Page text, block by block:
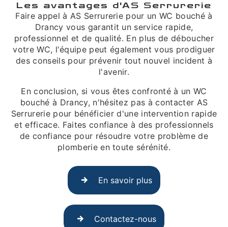
Les avantages d'AS Serrurerie
Faire appel à AS Serrurerie pour un WC bouché à
Drancy vous garantit un service rapide,
professionnel et de qualité. En plus de déboucher
votre WC, l'équipe peut également vous prodiguer
des conseils pour prévenir tout nouvel incident à
l'avenir.
En conclusion, si vous êtes confronté à un WC
bouché à Drancy, n'hésitez pas à contacter AS
Serrurerie pour bénéficier d'une intervention rapide
et efficace. Faites confiance à des professionnels
de confiance pour résoudre votre problème de
plomberie en toute sérénité.
En savoir plus
Contactez-nous